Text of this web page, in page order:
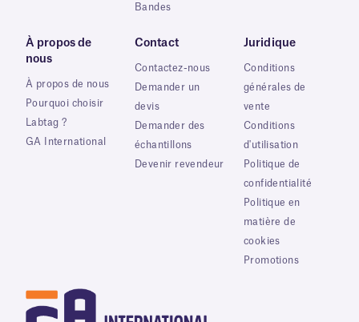
Bandes
À propos de
nous
À propos de nous
Pourquoi choisir
Labtag ?
GA International
Contact
Contactez-nous
Demander un
devis
Demander des
échantillons
Devenir revendeur
Juridique
Conditions
générales de
vente
Conditions
d'utilisation
Politique de
confidentialité
Politique en
matière de
cookies
Promotions